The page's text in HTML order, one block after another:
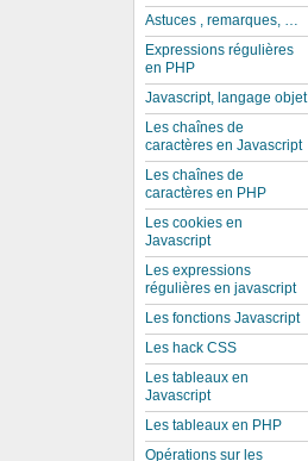
Astuces , remarques, …
Expressions régulières
en PHP
Javascript, langage objet
Les chaînes de
caractères en Javascript
Les chaînes de
caractères en PHP
Les cookies en
Javascript
Les expressions
régulières en javascript
Les fonctions Javascript
Les hack CSS
Les tableaux en
Javascript
Les tableaux en PHP
Opérations sur les